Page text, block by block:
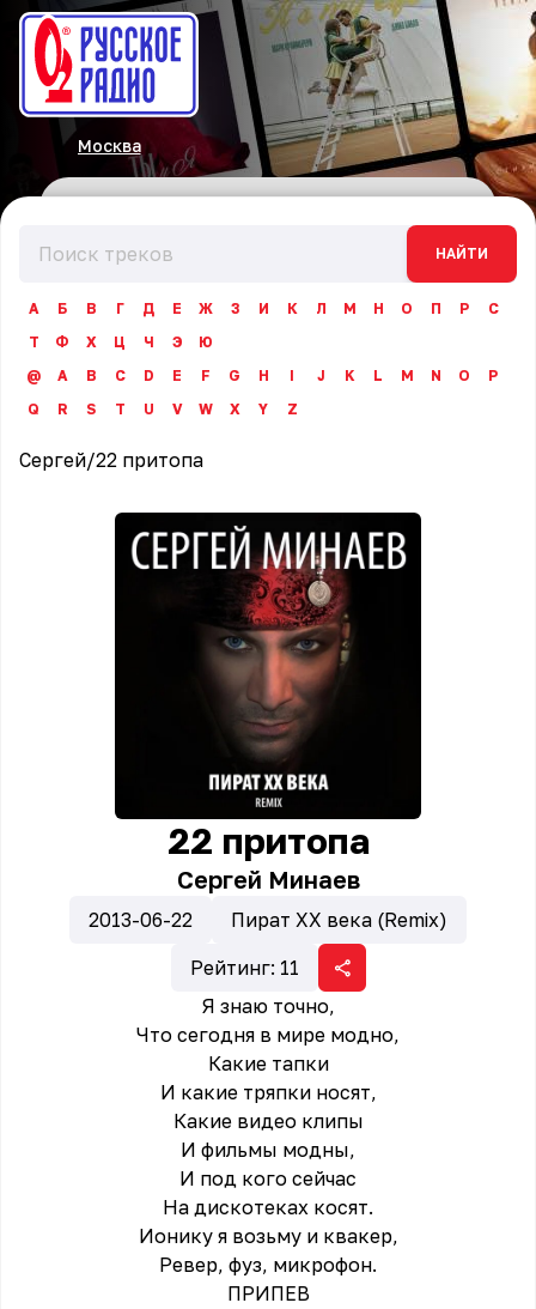
Москва
НАЙТИ
А Б В Г Д Е Ж З И К Л М Н О П Р
С
Т
Ф Х Ц Ч Э
Ю
@
A B C D E F G H I J K L M N O
P
Q
R S T U V W X Y Z
Сергей/22 притопа
22 притопа
Сергей Минаев
2013-06-22
Пират ХХ века (Remix)
Рейтинг: 11
Я знаю точно,
Что сегодня в мире модно,
Какие тапки
И какие тряпки носят,
Какие видео клипы
И фильмы модны,
И под кого сейчас
На дискотеках косят.
Ионику я возьму и квакер,
Ревер, фуз, микрофон.
ПРИПЕВ